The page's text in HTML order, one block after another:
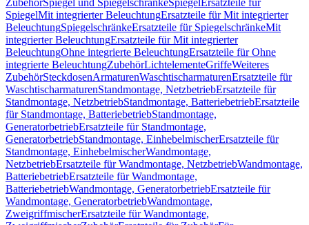
ZubehörSpiegel und SpiegelschränkeSpiegel Ersatzteile für
SpiegelMit integrierter BeleuchtungErsatzteile für Mit integrierter
BeleuchtungSpiegelschränkeErsatzteile für SpiegelschränkeMit
integrierter BeleuchtungErsatzteile für Mit integrierter
BeleuchtungOhne integrierte BeleuchtungErsatzteile für Ohne
integrierte BeleuchtungZubehörLichtelementeGriffeWeiteres
ZubehörSteckdosenArmaturenWaschtischarmaturenErsatzteile für
WaschtischarmaturenStandmontage, NetzbetriebErsatzteile für
Standmontage, NetzbetriebStandmontage, BatteriebetriebErsatzteile
für Standmontage, BatteriebetriebStandmontage,
GeneratorbetriebErsatzteile für Standmontage,
GeneratorbetriebStandmontage, EinhebelmischerErsatzteile für
Standmontage, EinhebelmischerWandmontage,
NetzbetriebErsatzteile für Wandmontage, NetzbetriebWandmontage,
BatteriebetriebErsatzteile für Wandmontage,
BatteriebetriebWandmontage, GeneratorbetriebErsatzteile für
Wandmontage, GeneratorbetriebWandmontage,
ZweigriffmischerErsatzteile für Wandmontage,